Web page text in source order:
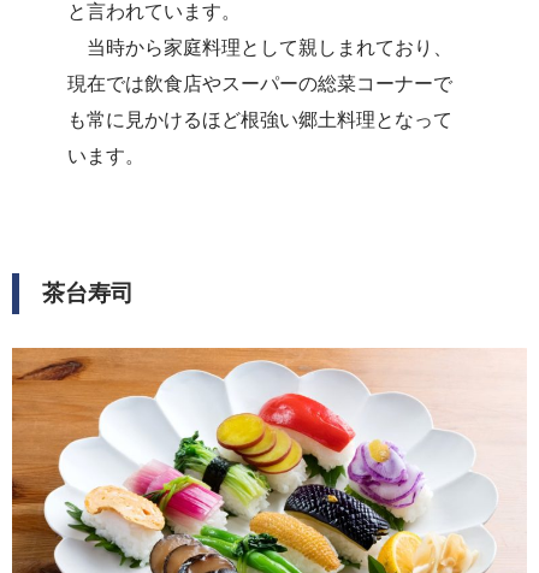
と言われています。
当時から家庭料理として親しまれており、
現在では飲食店やスーパーの総菜コーナーで
も常に見かけるほど根強い郷土料理となって
います。
茶台寿司